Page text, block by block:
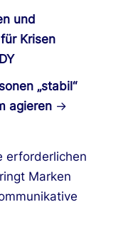
und
Krisen
„stabil“
agieren →
Marken